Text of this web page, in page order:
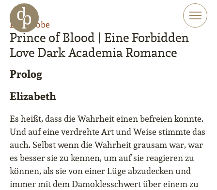
Zum Haupt-Inhalt springen
Zur Navigation springen
Zur Website-Suche springen
Leseprobe
Prince of Blood | Eine Forbidden
Love Dark Academia Romance
Prolog
Elizabeth
Es heißt, dass die Wahrheit einen befreien konnte.
Und auf eine verdrehte Art und Weise stimmte das
auch. Selbst wenn die Wahrheit grausam war, war
es besser sie zu kennen, um auf sie reagieren zu
können, als sie von einer Lüge abzudecken und
immer mit dem Damoklesschwert über einem zu